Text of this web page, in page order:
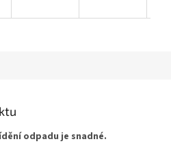
R
A
odpadu je snadné.